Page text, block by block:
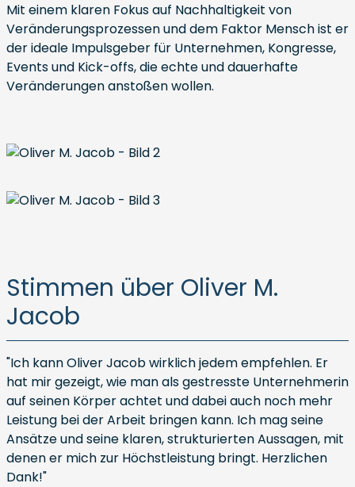
Mit einem klaren Fokus auf Nachhaltigkeit von
Veränderungsprozessen und dem Faktor Mensch ist er
der ideale Impulsgeber für Unternehmen, Kongresse,
Events und Kick-offs, die echte und dauerhafte
Veränderungen anstoßen wollen.
Stimmen über Oliver M.
Jacob
"Ich kann Oliver Jacob wirklich jedem empfehlen. Er
hat mir gezeigt, wie man als gestresste Unternehmerin
auf seinen Körper achtet und dabei auch noch mehr
Leistung bei der Arbeit bringen kann. Ich mag seine
Ansätze und seine klaren, strukturierten Aussagen, mit
denen er mich zur Höchstleistung bringt. Herzlichen
Dank!"